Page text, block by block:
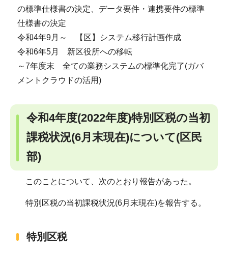
の標準仕様書の決定、データ要件・連携要件の標準
仕様書の決定
令和4年9月～ 【区】システム移行計画作成
令和6年5月 新区役所への移転
～7年度末 全ての業務システムの標準化完了(ガバ
メントクラウドの活用)
令和4年度(2022年度)特別区税の当初
課税状況(6月末現在)について(区民
部)
このことについて、次のとおり報告があった。
特別区税の当初課税状況(6月末現在)を報告する。
特別区税